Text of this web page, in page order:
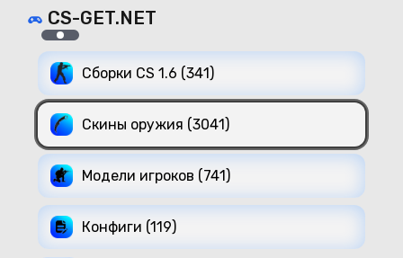
CS-GET.NET
Сборки CS 1.6 (341)
Скины оружия (3041)
Модели игроков (741)
Конфиги (119)